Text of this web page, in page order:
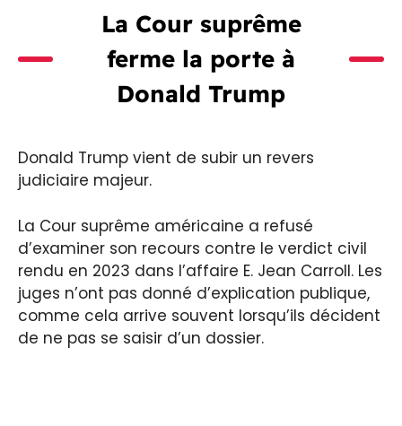
La Cour suprême
ferme la porte à
Donald Trump
Donald Trump vient de subir un revers
judiciaire majeur.
La Cour suprême américaine a refusé
d’examiner son recours contre le verdict civil
rendu en 2023 dans l’affaire E. Jean Carroll. Les
juges n’ont pas donné d’explication publique,
comme cela arrive souvent lorsqu’ils décident
de ne pas se saisir d’un dossier.